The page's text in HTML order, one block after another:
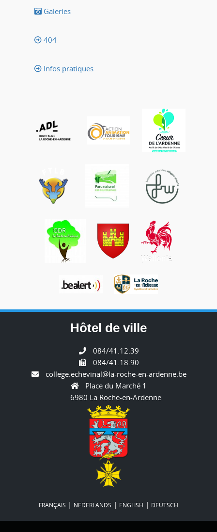
Galeries
404
Infos pratiques
Hôtel de ville
084/41.12.39
084/41.18.90
college.echevinal@la-roche-en-ardenne.be
Place du Marché 1
6980 La Roche-en-Ardenne
FRANÇAIS | NEDERLANDS | ENGLISH | DEUTSCH